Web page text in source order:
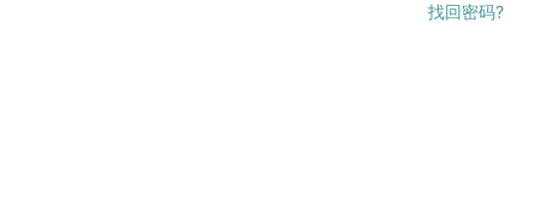
找回密码?